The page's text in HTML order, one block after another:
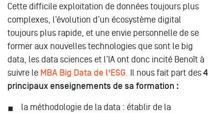
Cette difficile exploitation de données toujours plus
complexes, l’évolution d’un écosystème digital
toujours plus rapide, et une envie personnelle de se
former aux nouvelles technologies que sont le big
data, les data sciences et l’IA ont donc incité Benoît à
suivre le MBA Big Data de l’ESG. Il nous fait part des 4
principaux enseignements de sa formation :
la méthodologie de la data : établir de la